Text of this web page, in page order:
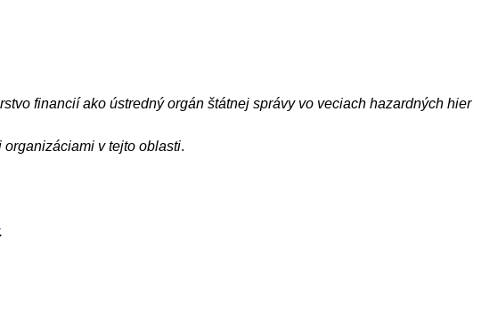
financií ako ústredný orgán štátnej správy vo veciach hazardných hier
v tejto oblasti.
.